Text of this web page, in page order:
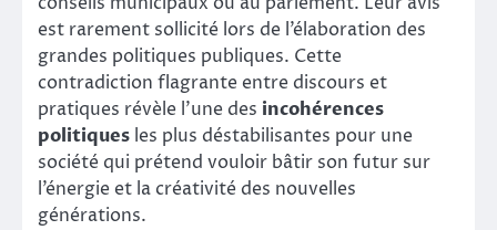
est rarement sollicité lors de l’élaboration des
grandes politiques publiques. Cette
contradiction flagrante entre discours et
pratiques révèle l’une des incohérences
politiques les plus déstabilisantes pour une
société qui prétend vouloir bâtir son futur sur
l’énergie et la créativité des nouvelles
générations.